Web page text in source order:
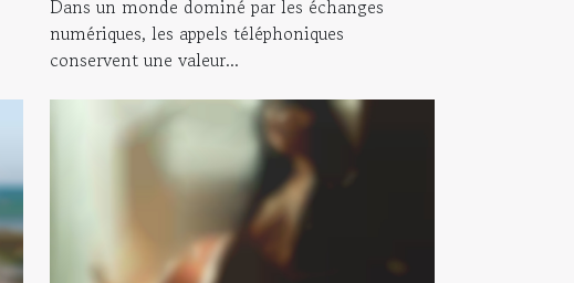
Dans un monde dominé par les échanges
numériques, les appels téléphoniques
conservent une valeur...